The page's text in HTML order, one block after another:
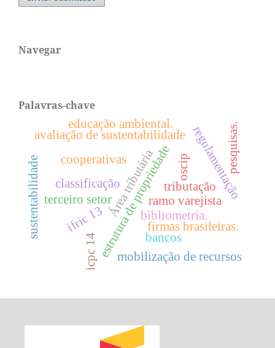
Navegar
Palavras-chave
classificaçãoÁrea tributária tributação
estrutura de propriedadefirmas brasileiras.
avaliação de sustentabilidade
bibliometria.
bancos
regulamentação
pesquisas.
mobilização de recursos
terceiro setor
oscip
sustentabilidade ramo varejista
educação ambiental.
ifric 13
icpc 14
cooperativas